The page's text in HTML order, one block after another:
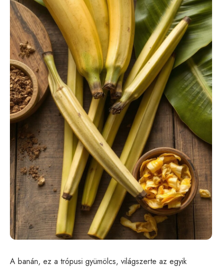
A banán, ez a trópusi gyümölcs, világszerte az egyik